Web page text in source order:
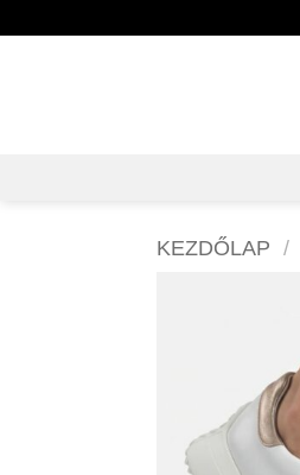
KEZDŐLAP /